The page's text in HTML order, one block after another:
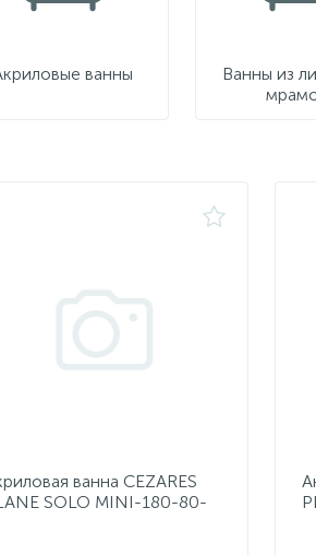
ванны
Ванны из
ванна CEZARES
SOLO MINI-180-80-